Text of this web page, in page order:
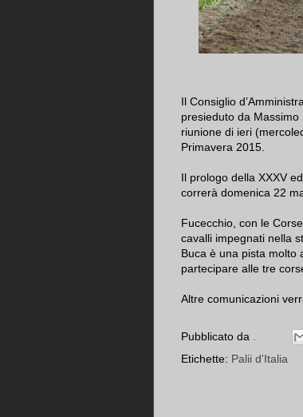
Il Consiglio
presieduto da Massimo
riunione di ieri
Primavera 2015.
Il prologo della XXXV
correrà domenica 22
Fucecchio, con le
cavalli impegnati nella
Buca è una pista molto
partecipare alle tre
Altre comunicazioni
Pubblicato da
Etichette: Palii d'Italia